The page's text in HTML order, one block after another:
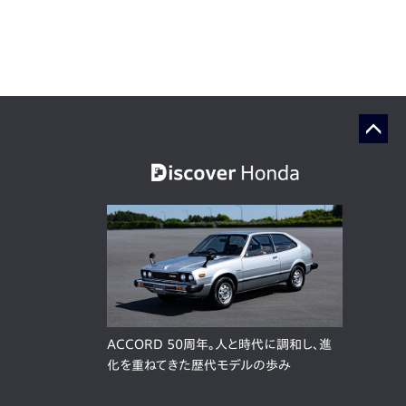
ACCORD 50周年。人と時代に調和し、進
化を重ねてきた歴代モデルの歩み